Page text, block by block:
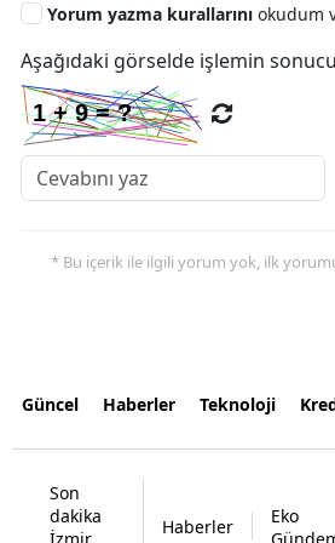
Yorum yazma kurallarını okudum
Aşağıdaki görselde işlemin
* Bu içerik ile ilgili yorum yok, ilk
Güncel Haberler Teknoloji
Son
dakika
İzmir
Haberler
Eko